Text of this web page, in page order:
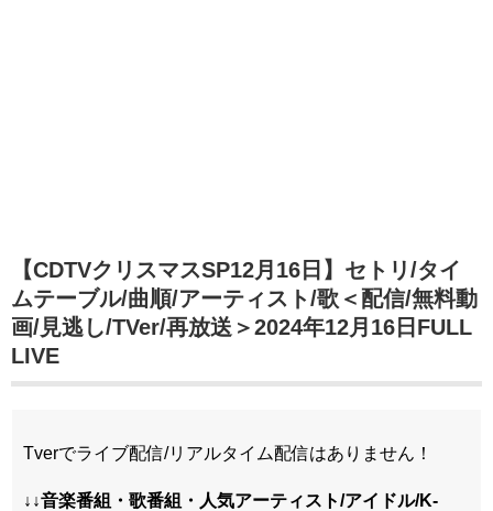
【CDTVクリスマスSP12月16日】セトリ/タイ
ムテーブル/曲順/アーティスト/歌＜配信/無料動
画/見逃し/TVer/再放送＞2024年12月16日FULL
LIVE
Tverでライブ配信/リアルタイム配信はありません！
↓↓音楽番組・歌番組・人気アーティスト/アイドル/K-